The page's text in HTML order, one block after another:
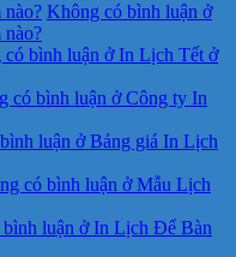
Không có bình luận ở
bình luận ở In Lịch Tết ở
có bình luận ở Công ty In
luận ở Bảng giá In Lịch
có bình luận ở Mẫu Lịch
luận ở In Lịch Để Bàn